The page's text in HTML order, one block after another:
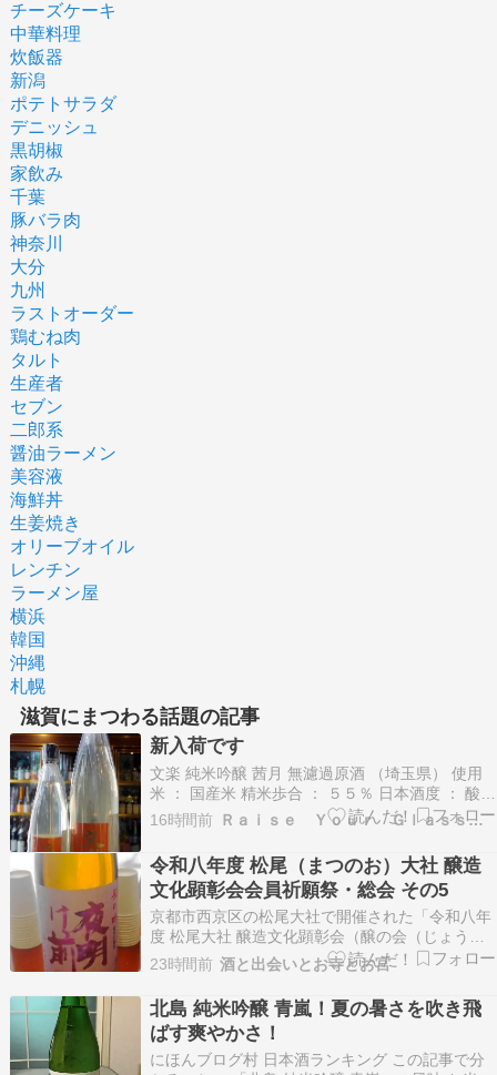
チーズケーキ
中華料理
炊飯器
新潟
ポテトサラダ
デニッシュ
黒胡椒
家飲み
千葉
豚バラ肉
神奈川
大分
九州
ラストオーダー
鶏むね肉
タルト
生産者
セブン
二郎系
醤油ラーメン
美容液
海鮮丼
生姜焼き
オリーブオイル
レンチン
ラーメン屋
横浜
韓国
沖縄
札幌
滋賀にまつわる話題の記事
新入荷です
文楽 純米吟醸 茜月 無濾過原酒 （埼玉県） 使用
米 ： 国産米 精米歩合 ： ５５％ 日本酒度 ： 酸度
： ｱﾙｺｰﾙ度 ： １６° １８００ｍｌ ３，５２０円
７２０ｍｌ １，９８０円 日の丸 特別純米 ハイパ
ードライ （秋田県） 使用米 ： 国産米 精米歩合
： ５５ …
16時間前 Ｒａｉｓｅ Ｙｏｕｒ Ｇｌａｓｓｅｓ
令和八年度 松尾（まつのお）大社 醸造
文化顕彰会会員祈願祭・総会 その5
京都市西京区の松尾大社で開催された「令和八年
度 松尾大社 醸造文化顕彰会（醸の会（じょうの
かい）会員祈願祭・総会」の続きです。引き続き
飲みます。長野県上伊那郡辰野町の小野酒造店。
「夜明け前（よあけまえ）辰の吟（たつのぎん）
特別本醸造」＜データー＞特別本醸造酒、山田
錦、精米歩合60…
23時間前 酒と出会いとお寺とお宮
北島 純米吟醸 青嵐！夏の暑さを吹き飛
ばす爽やかさ！
にほんブログ村 日本酒ランキング この記事で分